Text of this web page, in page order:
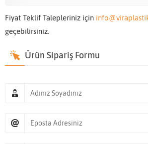
Fiyat Teklif Talepleriniz için
geçebilirsiniz.
Ürün Sipariş Formu